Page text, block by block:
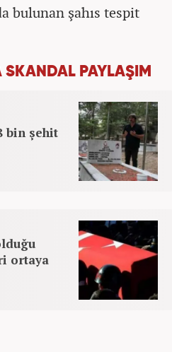
bulunan şahıs tespit
SKANDAL PAYLAŞIM
bin şehit
ortaya